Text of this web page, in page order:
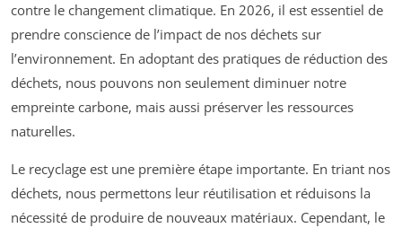
contre le changement climatique. En 2026, il est essentiel de
prendre conscience de l’impact de nos déchets sur
l’environnement. En adoptant des pratiques de réduction des
déchets, nous pouvons non seulement diminuer notre
empreinte carbone, mais aussi préserver les ressources
naturelles.
Le recyclage est une première étape importante. En triant nos
déchets, nous permettons leur réutilisation et réduisons la
nécessité de produire de nouveaux matériaux. Cependant, le